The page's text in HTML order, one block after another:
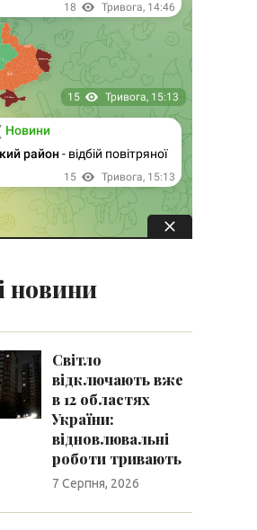
новини
Світло
відключають вже
в 12 областях
України:
відновлювальні
роботи тривають
7 Серпня, 2026